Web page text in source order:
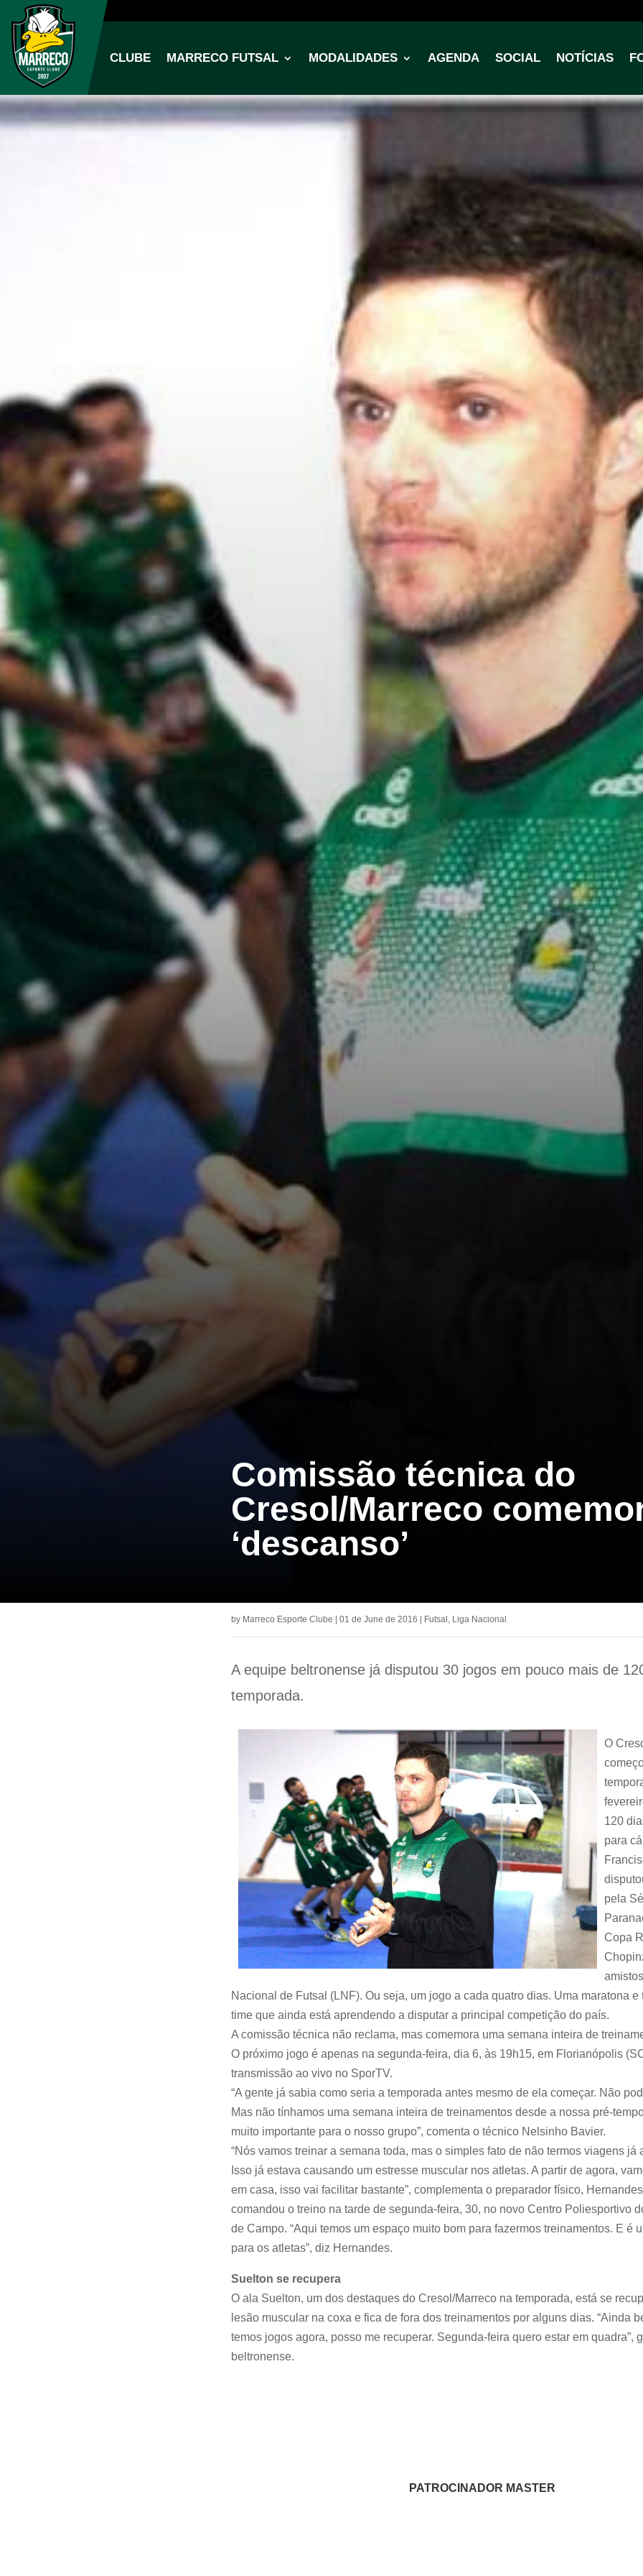
CLUBE MARRECO FUTSAL MODALIDADES AGENDA SOCIAL NOTÍCIAS
Comissão técnica do
Cresol/Marreco
‘descanso’
by Marreco Esporte Clube 01 de June de 2016 Futsal , Liga Nacional
A equipe beltronense já disputou 30 jogos em pouco mais de
temporada.
O
120
para
pela
Copa
Nacional de Futsal (LNF). Ou seja, um jogo a cada quatro dias. Uma maratona e
time que ainda está aprendendo a disputar a principal competição do país.
A comissão técnica não reclama, mas comemora uma semana inteira de
O próximo jogo é apenas na segunda-feira, dia 6, às 19h15, em Florianópolis
transmissão ao vivo no SporTV.
“A gente já sabia como seria a temporada antes mesmo de ela começar. Não
Mas não tínhamos uma semana inteira de treinamentos desde a nossa pré-
muito importante para o nosso grupo”, comenta o técnico Nelsinho Bavier.
“Nós vamos treinar a semana toda, mas o simples fato de não termos viagens já
Isso já estava causando um estresse muscular nos atletas. A partir de agora,
em casa, isso vai facilitar bastante”, complementa o preparador físico,
comandou o treino na tarde de segunda-feira, 30, no novo Centro Poliesportivo
de Campo. “Aqui temos um espaço muito bom para fazermos treinamentos. E é
para os atletas”, diz Hernandes.
Suelton se recupera
O ala Suelton, um dos destaques do Cresol/Marreco na temporada, está se
lesão muscular na coxa e fica de fora dos treinamentos por alguns dias. “Ainda
temos jogos agora, posso me recuperar. Segunda-feira quero estar em quadra”,
beltronense.
PATROCINADOR MASTER